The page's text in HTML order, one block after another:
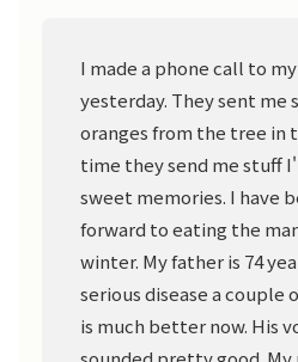
I made a phone call to
yesterday. They sent me
oranges from the tree in
time they send me stuff
sweet memories. I have
forward to eating the
winter. My father is 74
serious disease a couple
is much better now. His